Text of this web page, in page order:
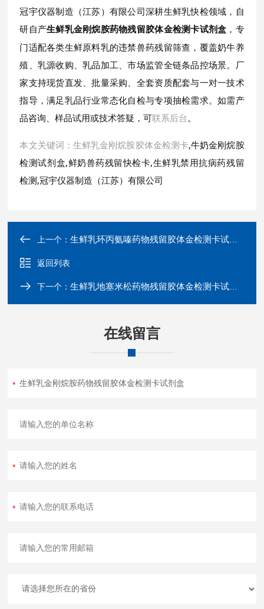
冠宇仪器制造（江苏）有限公司深耕生鲜乳快检领域，自
研自产生鲜乳金刚烷胺药物残留胶体金检测卡试剂盒 ，专
门适配各类生鲜原料乳的违禁兽药残留筛查，覆盖奶牛养
殖、乳源收购、乳品加工、市场监管全链条品控场景。厂
家支持现货直发、批量采购、全套资质配套与一对一技术
指导，满足乳品行业常态化自检与专项抽检需求。如需产
品咨询、样品试用或技术答疑，可联系后台。
本文关键词：生鲜乳金刚烷胺胶体金检测卡,牛奶金刚烷胺
检测试剂盒,鲜奶兽药残留快检卡,生鲜乳禁用抗病药残留
检测,冠宇仪器制造（江苏）有限公司
上一个：生鲜乳环丙氨嗪药物残留胶体金检测卡试剂盒
返回列表
下一个：生鲜乳地塞米松药物残留胶体金检测卡试剂盒
在线留言